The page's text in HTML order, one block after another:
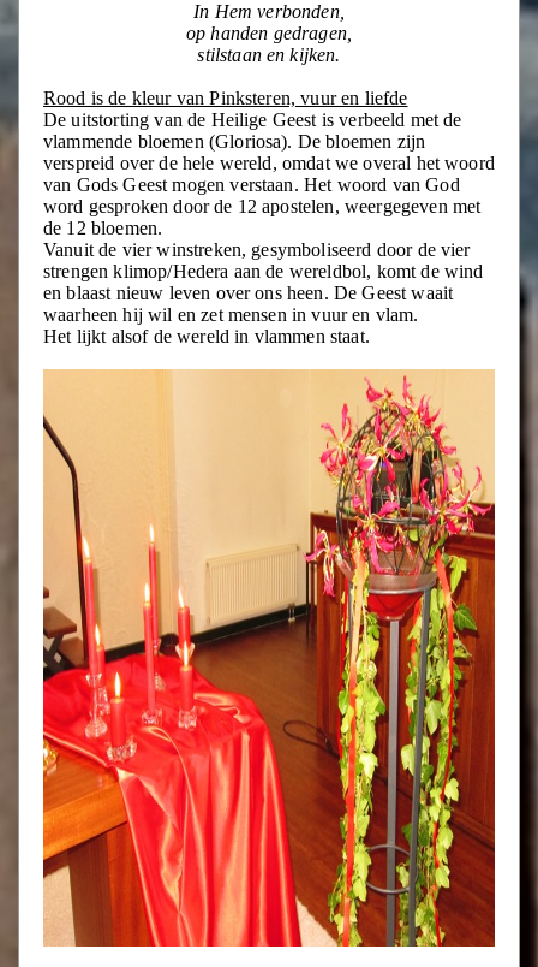
In Hem verbonden,
op handen gedragen,
stilstaan en kijken.
Rood is de kleur van Pinksteren, vuur en liefde
De uitstorting van de Heilige Geest is verbeeld met de
vlammende bloemen (Gloriosa). De bloemen zijn
verspreid over de hele wereld, omdat we overal het woord
van Gods Geest mogen verstaan. Het woord van God
word gesproken door de 12 apostelen, weergegeven met
de 12 bloemen.
Vanuit de vier winstreken, gesymboliseerd door de vier
strengen klimop/Hedera aan de wereldbol, komt de wind
en blaast nieuw leven over ons heen. De Geest waait
waarheen hij wil en zet mensen in vuur en vlam.
Het lijkt alsof de wereld in vlammen staat.